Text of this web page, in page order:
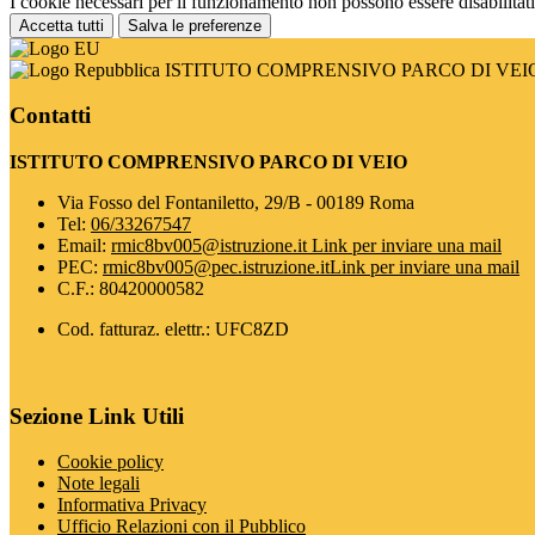
Accetta tutti Salva le preferenze
ISTITUTO COMPRENSIVO PARCO DI
Contatti
ISTITUTO COMPRENSIVO PARCO DI VEIO
Via Fosso del Fontaniletto, 29/B - 00189 Roma
Tel: 06/33267547
Email: rmic8bv005@istruzione.it Link per inviare una mail
PEC: rmic8bv005@pec.istruzione.itLink per inviare una mail
C.F.: 80420000582
Cod. fatturaz. elettr.: UFC8ZD
Sezione Link Utili
Cookie policy
Note legali
Informativa Privacy
Ufficio Relazioni con il Pubblico